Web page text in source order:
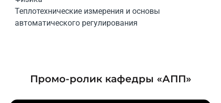
Теплотехнические измерения и основы
автоматического регулирования
Промо-ролик кафедры «АПП»